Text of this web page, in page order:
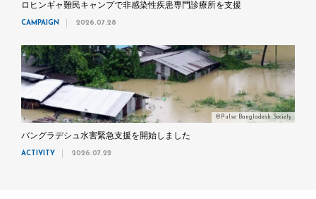
ロヒンギャ難民キャンプで非感染性疾患専門診療所を支援
CAMPAIGN 2026.07.28
©Pulse Bangladesh Society
バングラデシュ水害緊急支援を開始しました
ACTIVITY 2026.07.22